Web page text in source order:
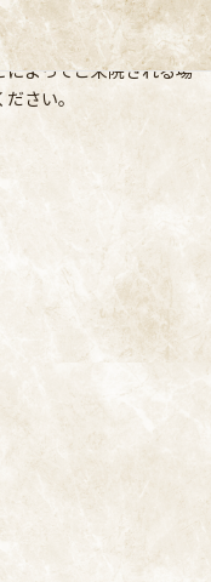
。杉並区や中野区、新
来院頂きやすい環境
よってご来院される場
さい。